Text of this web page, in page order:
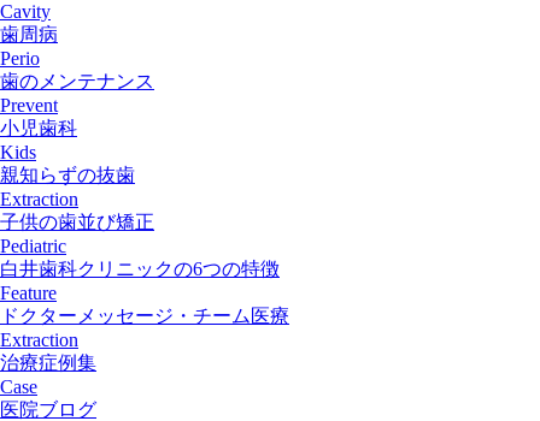
Cavity
歯周病
Perio
歯のメンテナンス
Prevent
小児歯科
Kids
親知らずの抜歯
Extraction
子供の歯並び矯正
Pediatric
白井歯科クリニックの6つの特徴
Feature
ドクターメッセージ・チーム医療
Extraction
治療症例集
Case
医院ブログ